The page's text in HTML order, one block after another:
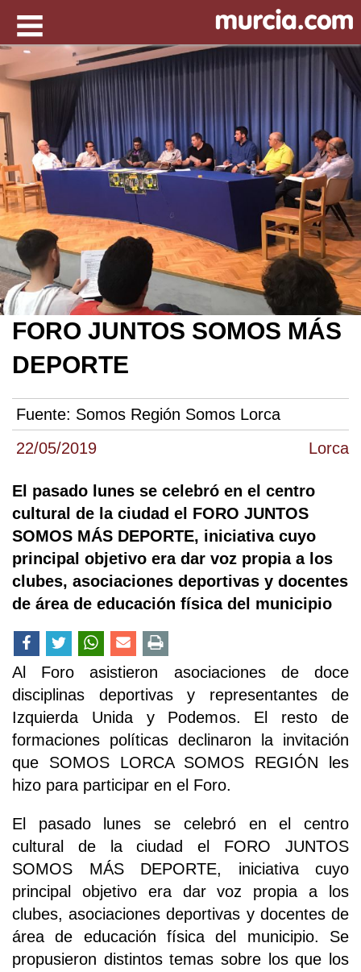
22/05/2019 Lorca
FORO JUNTOS SOMOS MÁS
DEPORTE
Fuente: Somos Región Somos Lorca
El pasado lunes se celebró en el centro
cultural de la ciudad el FORO JUNTOS
SOMOS MÁS DEPORTE, iniciativa cuyo
principal objetivo era dar voz propia a los
clubes, asociaciones deportivas y docentes
de área de educación física del municipio
Al Foro asistieron asociaciones de doce
disciplinas deportivas y representantes de
Izquierda Unida y Podemos. El resto de
formaciones políticas declinaron la invitación
que SOMOS LORCA SOMOS REGIÓN les
hizo para participar en el Foro.
El pasado lunes se celebró en el centro
cultural de la ciudad el FORO JUNTOS
SOMOS MÁS DEPORTE, iniciativa cuyo
principal objetivo era dar voz propia a los
clubes, asociaciones deportivas y docentes de
área de educación física del municipio. Se
propusieron distintos temas sobre los que los